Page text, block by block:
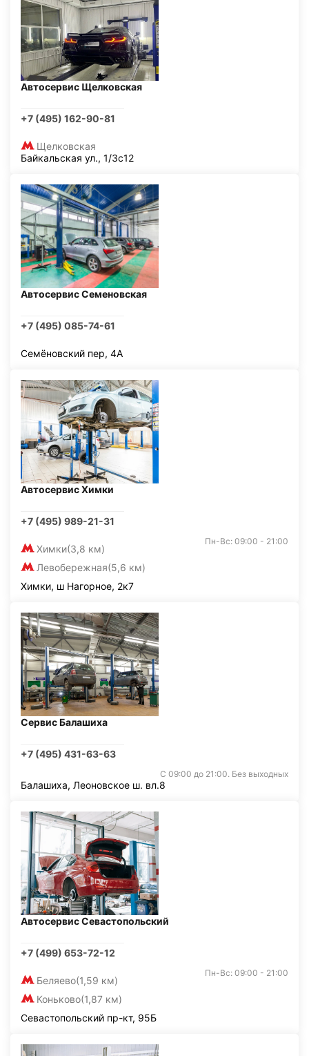
Автосервис Щелковская
+7 (495) 162-90-81
Щелковская
Байкальская ул., 1/3с12
Автосервис Семеновская
+7 (495) 085-74-61
Семёновский пер, 4А
Автосервис Химки
+7 (495) 989-21-31
Химки(3,8 км)
Левобережная(5,6 км)
Пн-Вс: 09:00 - 21:00
Химки, ш Нагорное, 2к7
Сервис Балашиха
+7 (495) 431-63-63
С 09:00 до 21:00. Без выходных
Балашиха, Леоновское ш. вл.8
Автосервис Севастопольский
+7 (499) 653-72-12
Беляево(1,59 км)
Коньково(1,87 км)
Пн-Вс: 09:00 - 21:00
Севастопольский пр-кт, 95Б